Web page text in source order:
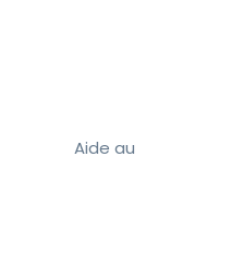
Aide au